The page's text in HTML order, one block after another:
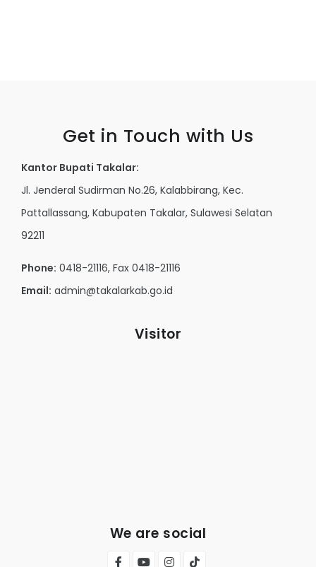
Get in Touch with Us
Kantor Bupati Takalar:
Jl. Jenderal Sudirman No.26, Kalabbirang, Kec.
Pattallassang, Kabupaten Takalar, Sulawesi Selatan
92211
Phone: 0418-21116, Fax 0418-21116
Email: admin@takalarkab.go.id
Visitor
We are social